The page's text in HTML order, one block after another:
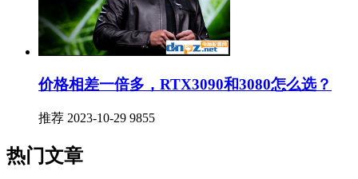
价格相差一倍多，RTX3090和3080怎么选？
推荐 2023-10-29 9855
热门文章